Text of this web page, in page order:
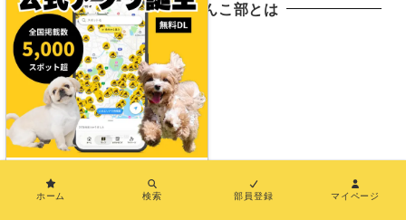
おでかけわんこ部とは
おでかけわんこ部とは
おでわんMAP
PRについて（おでわんPR）
長期パートナープランについて（おでわんPlus）
ホーム 検索 部員登録 マイページ